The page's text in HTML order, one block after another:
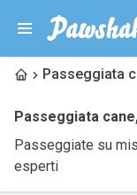
Passeggiata
Passeggiata cane
Passeggiate su
esperti